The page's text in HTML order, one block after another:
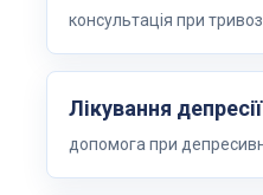
консультація при
Лікування депресії
допомога при